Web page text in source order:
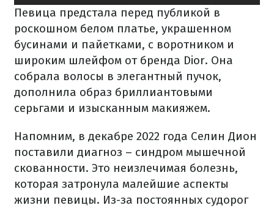
Певица предстала перед публикой в
роскошном белом платье, украшенном
бусинами и пайетками, с воротником и
широким шлейфом от бренда Dior. Она
собрала волосы в элегантный пучок,
дополнила образ бриллиантовыми
серьгами и изысканным макияжем.
Напомним, в декабре 2022 года Селин Дион
поставили диагноз – синдром мышечной
скованности. Это неизлечимая болезнь,
которая затронула малейшие аспекты
жизни певицы. Из-за постоянных судорог